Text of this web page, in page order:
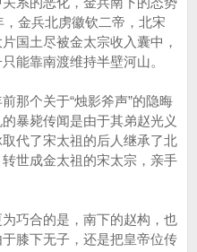
金兵北虏徽钦二帝，北宋
国土尽被金太宗收入囊中，
能靠南渡维持半壁河山。
那个关于“烛影斧声”的隐晦
暴毙传闻是由于其弟赵光义
代了宋太祖的后人继承了北
世成金太祖的宋太宗，亲手
巧合的是，南下的赵构，也
膝下无子，还是把皇帝位传